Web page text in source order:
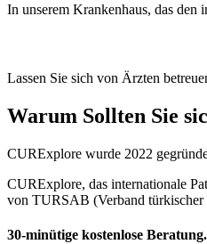
In unserem Krankenhaus, das den
Lassen Sie sich von Ärzten
Warum Sollten Sie
CURExplore wurde 2022
CURExplore, das internationale
von TURSAB (Verband türkischer
30-minütige kostenlose Beratung.